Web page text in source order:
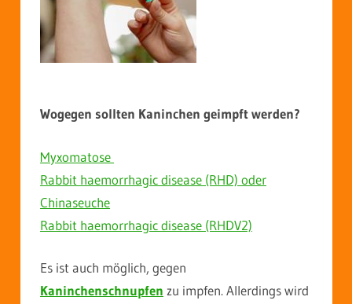
Wogegen sollten Kaninchen geimpft werden?
Myxomatose
Rabbit haemorrhagic disease (RHD) oder
Chinaseuche
Rabbit haemorrhagic disease (RHDV2)
Es ist auch möglich, gegen
Kaninchenschnupfen zu impfen. Allerdings wird